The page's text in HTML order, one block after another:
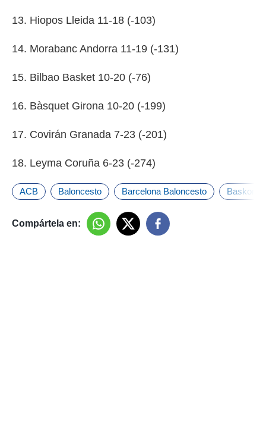
13. Hiopos Lleida 11-18 (-103)
14. Morabanc Andorra 11-19 (-131)
15. Bilbao Basket 10-20 (-76)
16. Bàsquet Girona 10-20 (-199)
17. Covirán Granada 7-23 (-201)
18. Leyma Coruña 6-23 (-274)
ACB Baloncesto Barcelona Baloncesto Baskonia
Compártela en: